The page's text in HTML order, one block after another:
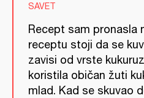
SAVET
Recept sam pronasla
receptu stoji da se
zavisi od vrste
koristila običan žuti
mlad. Kad se skuvao